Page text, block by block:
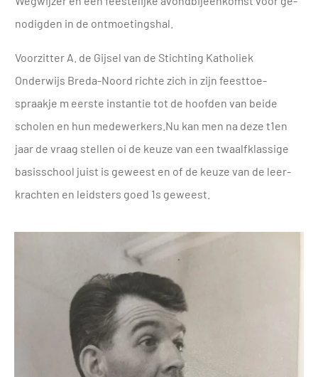
nodigden in de ontmoetings­hal.
Voorzitter A. de Gijsel van de Stichting Katholiek
Onderwijs Breda-Noord richte zich in zijn feesttoe­
spraakje m eerste instantie tot de hoofden van beide
scholen en hun medewerkers.Nu kan men na deze t1en
jaar de vraag stellen oi de keuze van een twaalfklassige
basisschool juist is geweest en of de keuze van de leer­
krachten en leidsters goed 1s geweest.